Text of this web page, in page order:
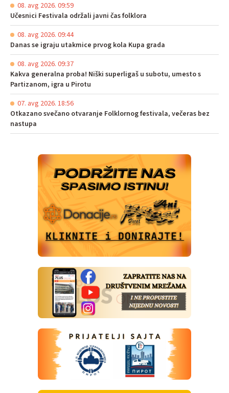
08. avg 2026. 09:59
Učesnici Festivala održali javni čas folklora
08. avg 2026. 09:44
Danas se igraju utakmice prvog kola Kupa grada
08. avg 2026. 09:37
Kakva generalna proba! Niški superligaš u subotu, umesto s
Partizanom, igra u Pirotu
07. avg 2026. 18:56
Otkazano svečano otvaranje Folklornog festivala, večeras bez
nastupa